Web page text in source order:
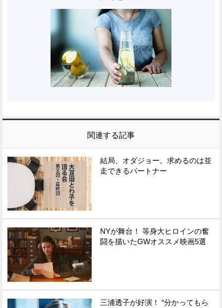
関連する記事
結局、オダジョー。求めるのは並
走できるパートナー
NYが舞台！ 等身大ヒロインの奮
闘を描いたGWオススメ映画5選
三浦透子が好演！ “分かってもら